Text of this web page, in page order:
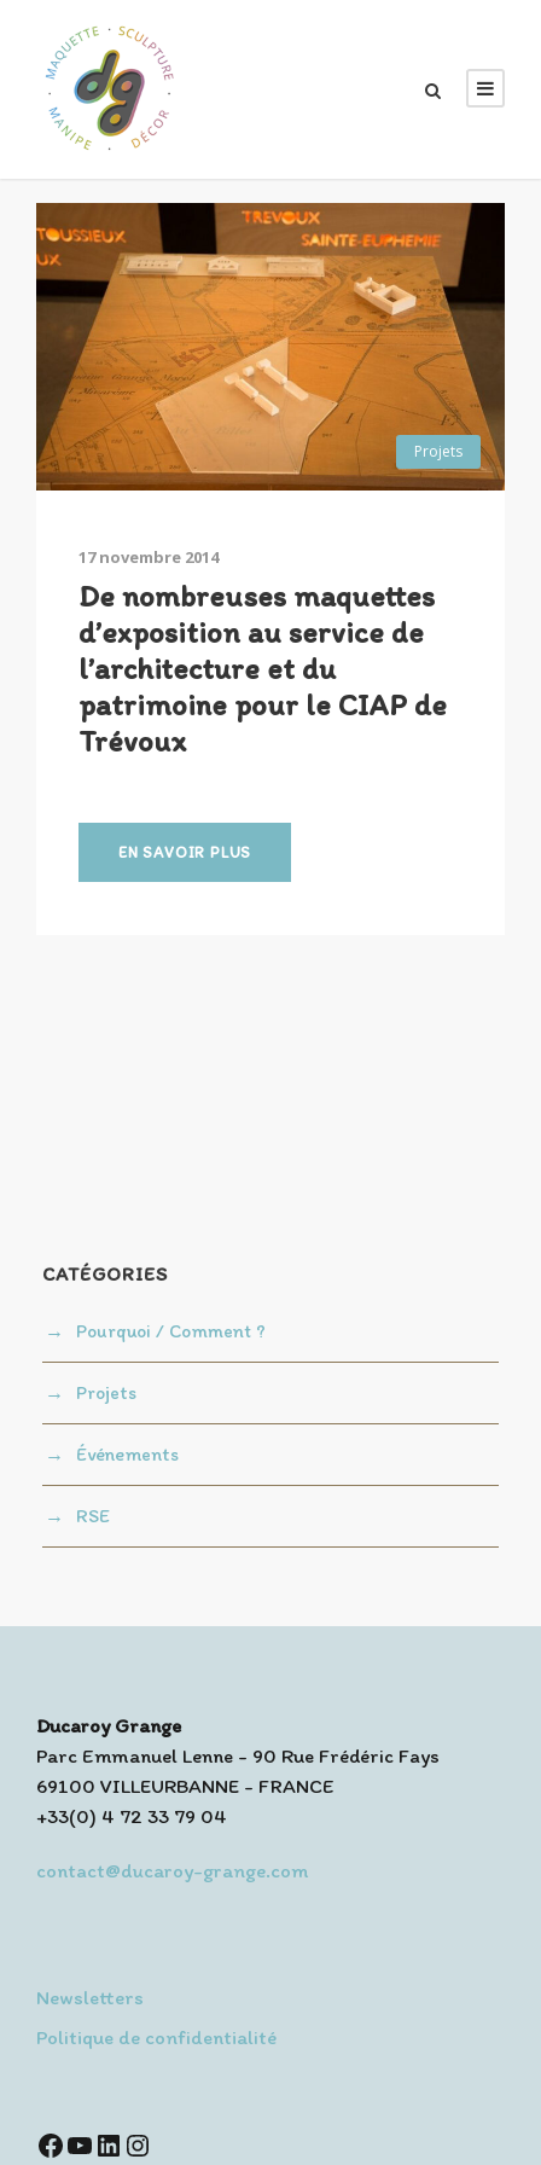
Projets
17 novembre 2014
De nombreuses maquettes
d’exposition au service de
l’architecture et du
patrimoine pour le CIAP de
Trévoux
EN SAVOIR PLUS
CATÉGORIES
Pourquoi / Comment ?
Projets
Événements
RSE
Ducaroy Grange
Parc Emmanuel Lenne - 90 Rue Frédéric Fays
69100 VILLEURBANNE - FRANCE
+33(0) 4 72 33 79 04
contact@ducaroy-grange.com
Newsletters
Politique de confidentialité
Facebook YouTube LinkedIn Instagram